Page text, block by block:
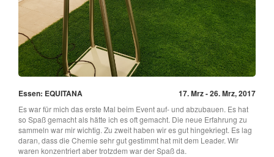
Essen: EQUITANA 17. Mrz - 26. Mrz, 2017
Es war für mich das erste Mal beim Event auf- und abzubauen. Es hat
so Spaß gemacht als hätte ich es oft gemacht. Die neue Erfahrung zu
sammeln war mir wichtig. Zu zweit haben wir es gut hingekriegt. Es lag
daran, dass die Chemie sehr gut gestimmt hat mit dem Leader. Wir
waren konzentriert aber trotzdem war der Spaß da.